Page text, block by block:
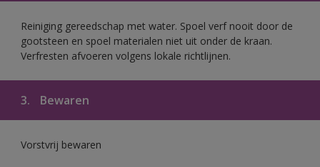
Reiniging gereedschap met water. Spoel verf nooit door de
gootsteen en spoel materialen niet uit onder de kraan.
Verfresten afvoeren volgens lokale richtlijnen.
3. Bewaren
Vorstvrij bewaren